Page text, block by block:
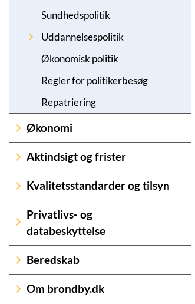
Sundhedspolitik
Uddannelsespolitik
Økonomisk politik
Regler for politikerbesøg
Repatriering
Økonomi
Aktindsigt og frister
Kvalitetsstandarder og tilsyn
Privatlivs- og
databeskyttelse
Beredskab
Om brondby.dk